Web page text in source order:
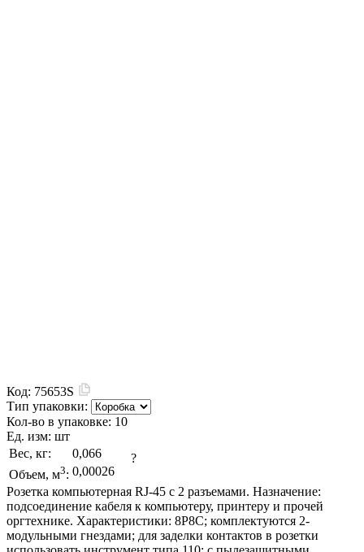
Код: 75653S
Тип упаковки:
Кол-во в упаковке: 10
Ед. изм: шт
Вес, кг:
0,066
Объем, м3: 0,00026
?
Розетка компьютерная RJ-45 с 2 разъемами. Назначение:
подсоединение кабеля к компьютеру, принтеру и прочей
оргтехнике. Характеристики: 8P8C; комплектуются 2-
модульными гнездами; для заделки контактов в розетки